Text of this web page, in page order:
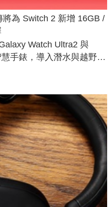
為 Switch 2 新增 16GB /
Watch Ultra2 與
手錶，導入潛水與越野跑